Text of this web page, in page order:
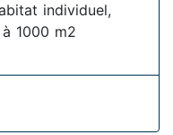
individuel,
1000 m2